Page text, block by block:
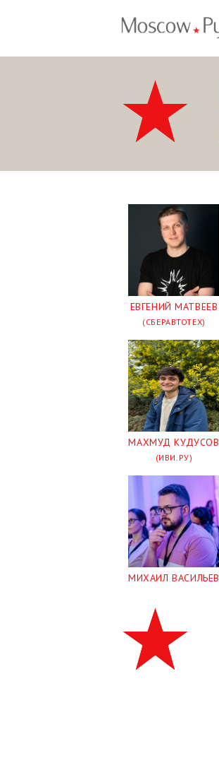
ЕВГЕНИЙ МАТВЕЕВ
(СБЕРАВТОТЕХ)
МАХМУД КУДУСОВ
(ИВИ.РУ)
МИХАИЛ ВАСИЛЬЕВ